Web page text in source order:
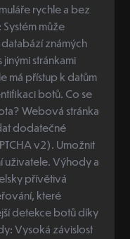
rychle a bez
může
známých
stránkami
má přístup k datům
botů. Co se
Webová stránka
dodatečné
v2). Umožnit
uživatele. Výhody a
přívětivá
které
detekce botů díky
Vysoká závislost